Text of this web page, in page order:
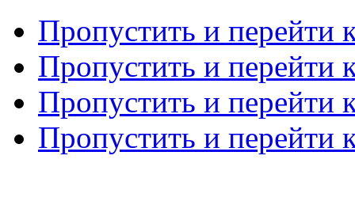
Пропустить и перейти
Пропустить и перейти
Пропустить и перейти
Пропустить и перейти